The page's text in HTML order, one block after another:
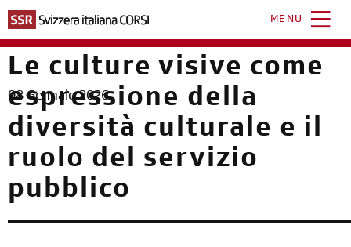
contenuto
principale
MENU
Le culture visive come
espressione della
diversità culturale e il
ruolo del servizio
pubblico
08 Gennaio 2026